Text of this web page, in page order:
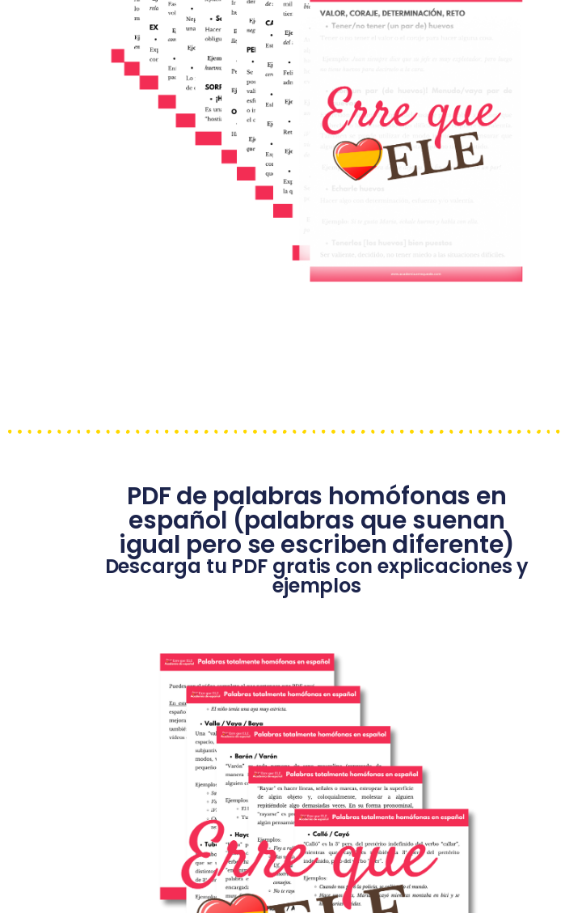
PDF de palabras homófonas en
español (palabras que suenan
igual pero se escriben diferente)
Descarga tu PDF gratis con explicaciones y
ejemplos